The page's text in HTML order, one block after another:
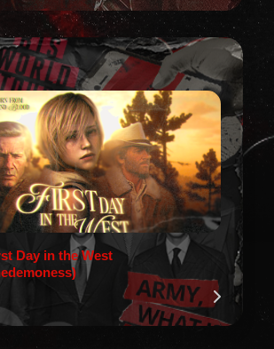
Day in the West